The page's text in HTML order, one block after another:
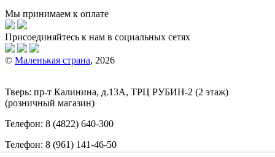
Мы принимаем к оплате
Присоединяйтесь к нам в социальных сетях
© Маленькая страна, 2026
Тверь: пр-т Калинина, д.13А, ТРЦ РУБИН-2 (2 этаж)
(розничный магазин)
Телефон: 8 (4822) 640-300
Телефон: 8 (961) 141-46-50